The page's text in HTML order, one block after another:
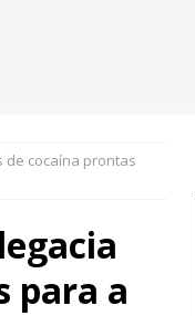
de cocaína prontas
para a